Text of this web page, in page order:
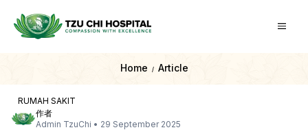
Home / Article
RUMAH SAKIT
作者
Admin TzuChi • 29 September 2025